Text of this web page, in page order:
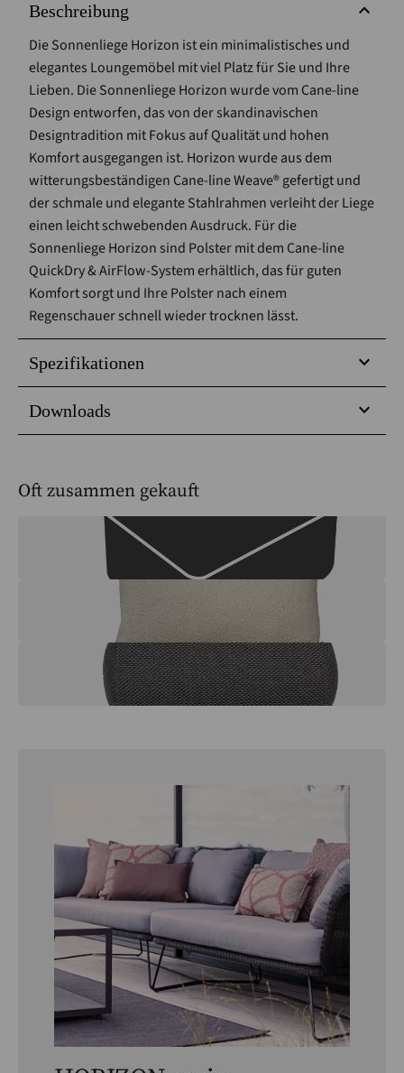
Beschreibung
Die Sonnenliege Horizon ist ein minimalistisches und
elegantes Loungemöbel mit viel Platz für Sie und Ihre
Lieben. Die Sonnenliege Horizon wurde vom Cane-line
Design entworfen, das von der skandinavischen
Designtradition mit Fokus auf Qualität und hohen
Komfort ausgegangen ist. Horizon wurde aus dem
witterungsbeständigen Cane-line Weave® gefertigt und
der schmale und elegante Stahlrahmen verleiht der Liege
einen leicht schwebenden Ausdruck. Für die
Sonnenliege Horizon sind Polster mit dem Cane-line
QuickDry & AirFlow-System erhältlich, das für guten
Komfort sorgt und Ihre Polster nach einem
Regenschauer schnell wieder trocknen lässt.
Spezifikationen
Downloads
Oft zusammen gekauft